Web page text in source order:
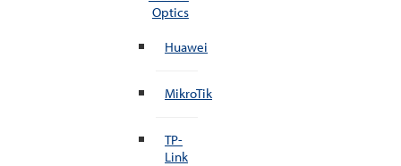
Optics
Huawei
MikroTik
TP-
Link